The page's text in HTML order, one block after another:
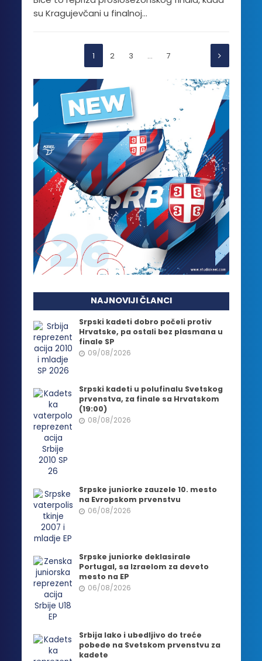
su Kragujevčani u finalnoj...
1 2 3 … 7
NAJNOVIJI ČLANCI
Srpski kadeti dobro počeli protiv
Hrvatske, pa ostali bez plasmana u
finale SP
09/08/2026
Srpski kadeti u polufinalu Svetskog
prvenstva, za finale sa Hrvatskom
(19:00)
08/08/2026
Srpske juniorke zauzele 10. mesto
na Evropskom prvenstvu
06/08/2026
Srpske juniorke deklasirale
Portugal, sa Izraelom za deveto
mesto na EP
06/08/2026
Srbija lako i ubedljivo do treće
pobede na Svetskom prvenstvu za
kadete